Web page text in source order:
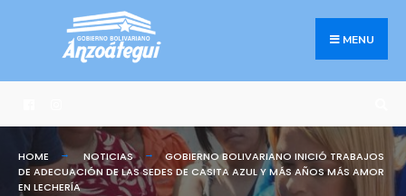
MENU
HOME NOTICIAS
GOBIERNO BOLIVARIANO INICIÓ TRABAJOS
DE ADECUACIÓN DE LAS SEDES DE CASITA AZUL Y MÁS AÑOS MÁS AMOR
EN LECHERÍA
Search